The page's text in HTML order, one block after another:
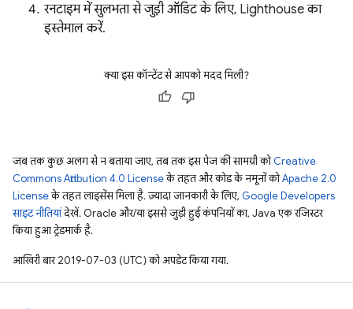
रनटाइम में सुलभता से जुड़ी ऑडिट के लिए, Lighthouse का
इस्तेमाल करें.
क्या इस कॉन्टेंट से आपको मदद मिली?
जब तक कुछ अलग से न बताया जाए, तब तक इस पेज की सामग्री कोCreative
Commons Attribution 4.0 Licenseके तहत और कोड के नमूनों कोApache 2.0
Licenseके तहत लाइसेंस मिला है. ज़्यादा जानकारी के लिए, Google Developers
साइट नीतियांदेखें. Oracle और/या इससे जुड़ी हुई कंपनियों का, Java एक रजिस्टर
किया हुआ ट्रेडमार्क है.
आखिरी बार 2019-07-03 (UTC) को अपडेट किया गया.